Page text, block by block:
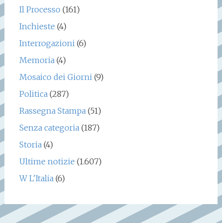
Il Processo (161)
Inchieste (4)
Interrogazioni(6)
Memoria(4)
Mosaico dei Giorni(9)
Politica(287)
Rassegna Stampa(51)
Senza categoria(187)
Storia(4)
Ultime notizie (1.607)
W L'Italia(6)